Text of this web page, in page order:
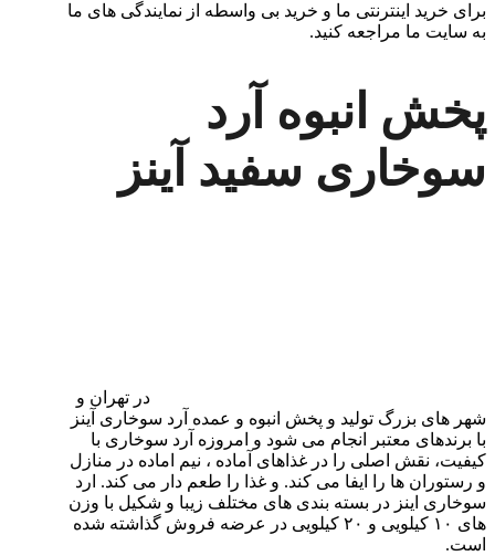
برای خرید اینترنتی ما و خرید بی واسطه از نمایندگی های ما
به سایت ما مراجعه کنید.
پخش انبوه آرد
سوخاری سفید آینز
در تهران و
شهر های بزرگ تولید و پخش انبوه و عمده آرد سوخاری آینز
با برندهای معتبر انجام می شود و امروزه آرد سوخاری با
کیفیت، نقش اصلی را در غذاهای آماده ، نیم اماده در منازل
و رستوران ها را ایفا می کند. و غذا را طعم دار می کند. ارد
سوخاری اینز در بسته بندی های مختلف زیبا و شکیل با وزن
های ۱۰ کیلویی و ۲۰ کیلویی در عرضه فروش گذاشته شده
است.